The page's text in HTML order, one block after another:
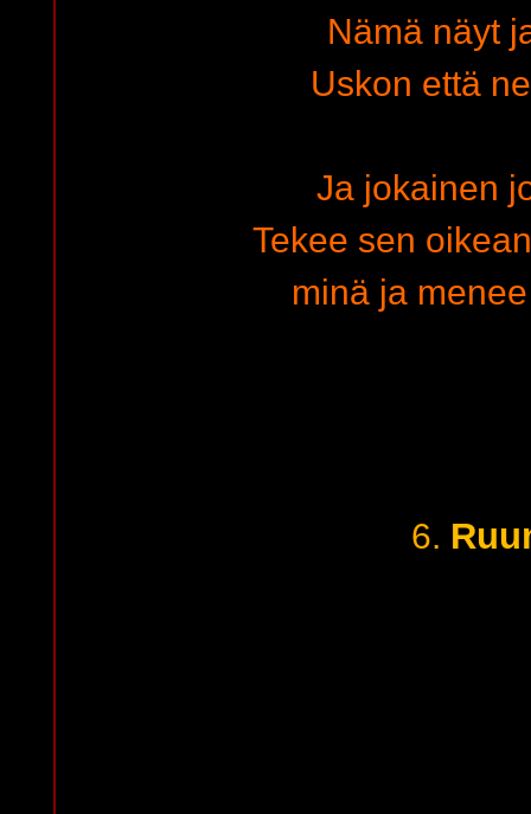
Nämä näyt
Uskon että
Ja jokainen
Tekee sen
minä ja
6.